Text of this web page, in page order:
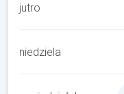
jutro
niedziela